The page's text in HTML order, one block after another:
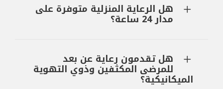
هل الرعاية المنزلية متوفرة على
مدار 24 ساعة؟
هل تقدمون رعاية عن بعد
للمرضى المكثفين وذوي التهوية
الميكانيكية؟